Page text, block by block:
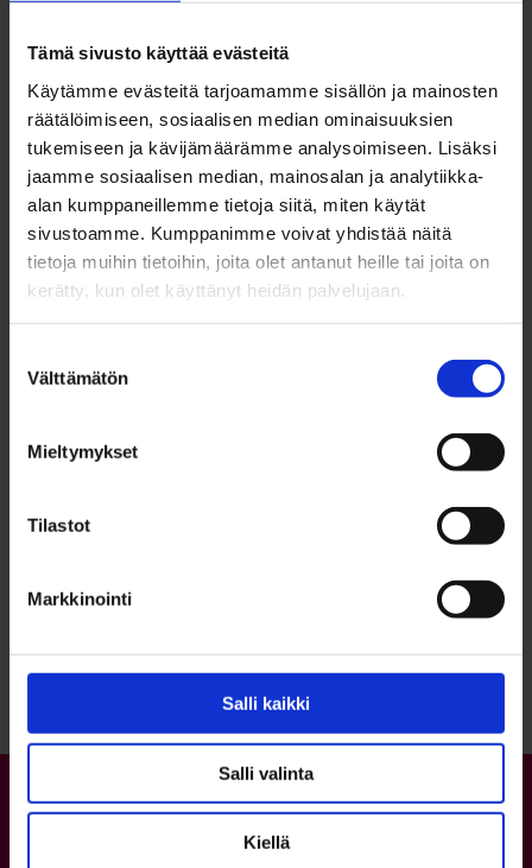
Tämä sivusto käyttää evästeitä
Käytämme evästeitä tarjoamamme sisällön ja mainosten
räätälöimiseen, sosiaalisen median ominaisuuksien
tukemiseen ja kävijämäärämme analysoimiseen. Lisäksi
jaamme sosiaalisen median, mainosalan ja analytiikka-
alan kumppaneillemme tietoja siitä, miten käytät
sivustoamme. Kumppanimme voivat yhdistää näitä
tietoja muihin tietoihin, joita olet antanut heille tai joita on
kerätty, kun olet käyttänyt heidän palvelujaan.
valinta
Välttämätön
Mieltymykset
Tilastot
Markkinointi
Salli kaikki
Salli valinta
Kiellä
näkökulmista. A-vyöhykkeellä asuvat (puolet
vastaajista) kokevat kahden ja kolmen vyöhykkeen
mallit mieluisimpina vaihtoehtoina. B-, C- ja D-
vyöhykkeillä tasataksamalli koetaan
houkuttelevimpana vaihtoehtona. Kaikkien
vastaajien kesken suosituimmat vyöhykemallit
ovat tasataksamalli ja kahden vyöhykkeen malli.
Kyselyyn vastanneista suuri määrä oli opiskelijoita,
joille matkustamisen edullisuus näyttäytyy
Palaa sivun alkuun